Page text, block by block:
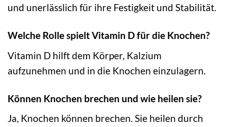
und unerlässlich für ihre Festigkeit und Stabilität.
Welche Rolle spielt Vitamin D für die Knochen?
Vitamin D hilft dem Körper, Kalzium
aufzunehmen und in die Knochen einzulagern.
Können Knochen brechen und wie heilen sie?
Ja, Knochen können brechen. Sie heilen durch